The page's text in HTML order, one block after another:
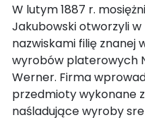
W lutym 1887 r.
Jakubowski otworzyli w
nazwiskami filię znanej
wyrobów platerowych
Werner. Firma
przedmioty wykonane
naśladujące wyroby